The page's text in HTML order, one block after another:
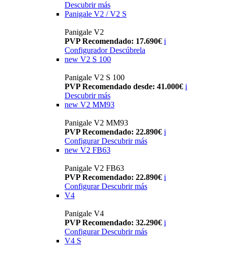
Descubrir más
Panigale V2 / V2 S
Panigale V2
PVP Recomendado: 17.690€ i
Configurador Descúbrela
new V2 S 100
Panigale V2 S 100
PVP Recomendado desde: 41.000€ i
Descubrir más
new V2 MM93
Panigale V2 MM93
PVP Recomendado: 22.890€ i
Configurar Descubrir más
new V2 FB63
Panigale V2 FB63
PVP Recomendado: 22.890€ i
Configurar Descubrir más
V4
Panigale V4
PVP Recomendado: 32.290€ i
Configurar Descubrir más
V4 S